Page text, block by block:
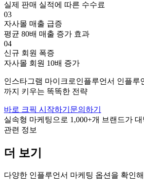
실제 판매 실적에 따른 수수료
03
자사몰 매출 급증
평균 80배 매출 증가 효과
04
신규 회원 폭증
자사몰 회원 10배 증가
인스타그램 마이크로인플루언서 인플루
까지 키우는 똑똑한 전략
바로 크픽 시작하기 문의하기
실속형 마케팅으로 1,000+개 브랜드가 대
관련 정보
더 보기
다양한 인플루언서 마케팅 옵션을 확인